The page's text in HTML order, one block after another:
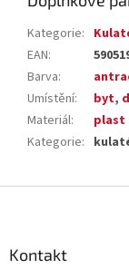
Kategorie:
EAN:
Barva:
Umístění: byt,
Materiál:
plast
Kategorie:
Kontakt